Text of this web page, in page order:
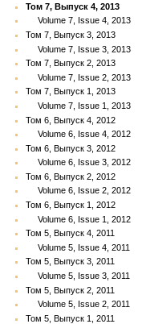
Том 7, Выпуск 4, 2013
Volume 7, Issue 4, 2013
Том 7, Выпуск 3, 2013
Volume 7, Issue 3, 2013
Том 7, Выпуск 2, 2013
Volume 7, Issue 2, 2013
Том 7, Выпуск 1, 2013
Volume 7, Issue 1, 2013
Том 6, Выпуск 4, 2012
Volume 6, Issue 4, 2012
Том 6, Выпуск 3, 2012
Volume 6, Issue 3, 2012
Том 6, Выпуск 2, 2012
Volume 6, Issue 2, 2012
Том 6, Выпуск 1, 2012
Volume 6, Issue 1, 2012
Том 5, Выпуск 4, 2011
Volume 5, Issue 4, 2011
Том 5, Выпуск 3, 2011
Volume 5, Issue 3, 2011
Том 5, Выпуск 2, 2011
Volume 5, Issue 2, 2011
Том 5, Выпуск 1, 2011